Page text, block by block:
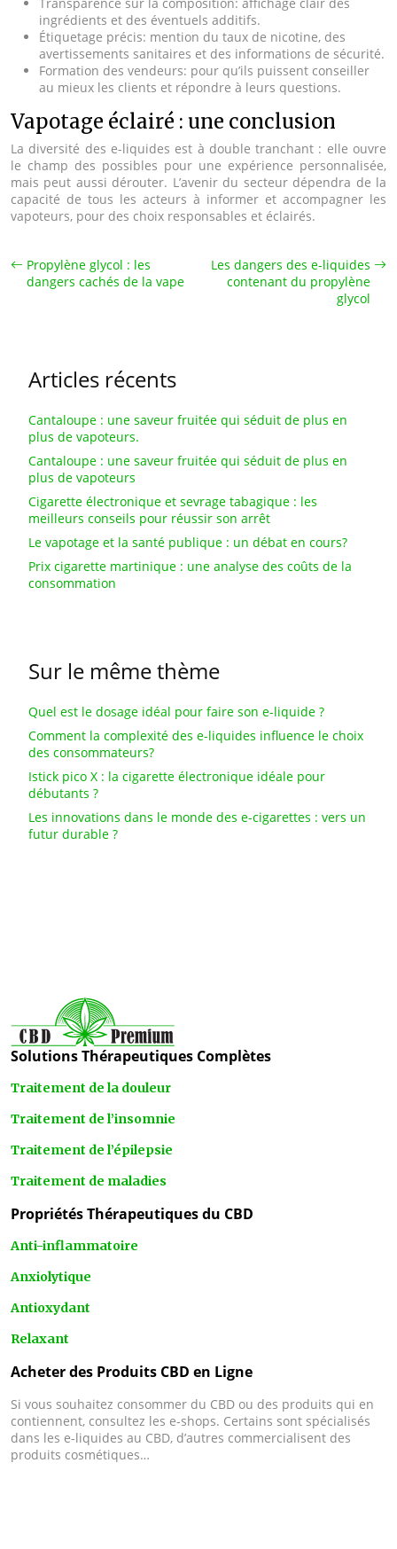
ingrédients et des éventuels additifs.
Étiquetage précis: mention du taux de nicotine, des
avertissements sanitaires et des informations de sécurité.
Formation des vendeurs: pour qu’ils puissent conseiller
au mieux les clients et répondre à leurs questions.
Vapotage éclairé : une conclusion
La diversité des e-liquides est à double tranchant : elle ouvre
le champ des possibles pour une expérience personnalisée,
mais peut aussi dérouter. L’avenir du secteur dépendra de la
capacité de tous les acteurs à informer et accompagner les
vapoteurs, pour des choix responsables et éclairés.
Propylène glycol : les
dangers cachés de la vape
Les dangers des e-liquides
contenant du propylène
glycol
Articles récents
Cantaloupe : une saveur fruitée qui séduit de plus en
plus de vapoteurs.
Cantaloupe : une saveur fruitée qui séduit de plus en
plus de vapoteurs
Cigarette électronique et sevrage tabagique : les
meilleurs conseils pour réussir son arrêt
Le vapotage et la santé publique : un débat en cours?
Prix cigarette martinique : une analyse des coûts de la
consommation
Sur le même thème
Quel est le dosage idéal pour faire son e-liquide ?
Comment la complexité des e-liquides influence le choix
des consommateurs?
Istick pico X : la cigarette électronique idéale pour
débutants ?
Les innovations dans le monde des e-cigarettes : vers un
futur durable ?
Solutions Thérapeutiques Complètes
Traitement de la douleur
Traitement de l’insomnie
Traitement de l’épilepsie
Traitement de maladies
Propriétés Thérapeutiques du CBD
Anti-inflammatoire
Anxiolytique
Antioxydant
Relaxant
Acheter des Produits CBD en Ligne
Si vous souhaitez consommer du CBD ou des produits qui en
contiennent, consultez les e-shops. Certains sont spécialisés
dans les e-liquides au CBD, d’autres commercialisent des
produits cosmétiques…